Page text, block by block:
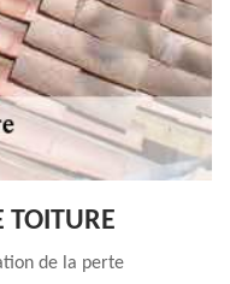
TOITURE
de la perte